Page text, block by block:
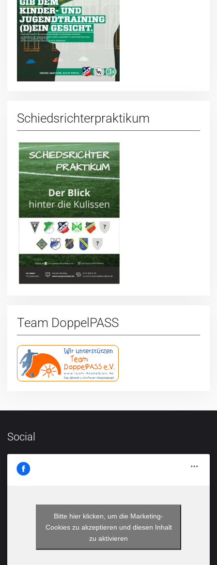
Schiedsrichterpraktikum
Team DoppelPASS
Social
Tus Bargstedt von 1920
Bitte hier klicken, um die Marketing-
Cookies zu akzeptieren und diesen Inhalt
zu aktivieren